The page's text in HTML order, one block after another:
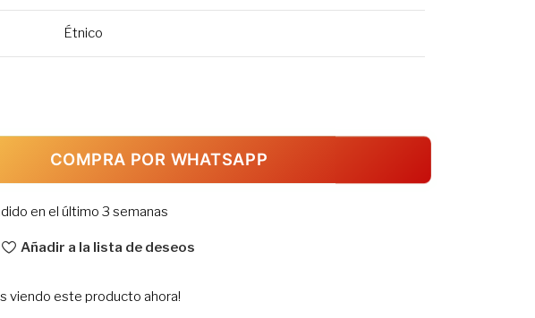
Étnico
COMPRA POR WHATSAPP
en el último 3 semanas
Añadir a la lista de deseos
viendo este producto ahora!